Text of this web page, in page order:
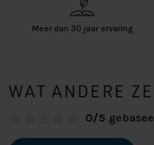
Meer dan 30 jaar ervaring
WAT ANDERE
0/5